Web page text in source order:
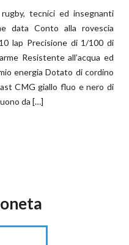
tecnici ed insegnanti
data Conto alla rovescia
lap Precisione di 1/100 di
Resistente all’acqua ed
energia Dotato di cordino
CMG giallo fluo e nero di
da […]